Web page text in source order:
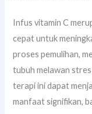
Infus vitamin C
cepat untuk
proses pemulihan,
tubuh melawan
terapi ini dapat
manfaat signifikan,